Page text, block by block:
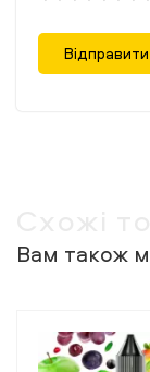
Відправити
Вам також